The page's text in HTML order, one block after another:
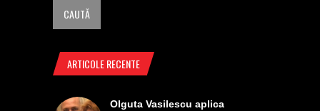
ARTICOLE RECENTE
Olguta Vasilescu aplica